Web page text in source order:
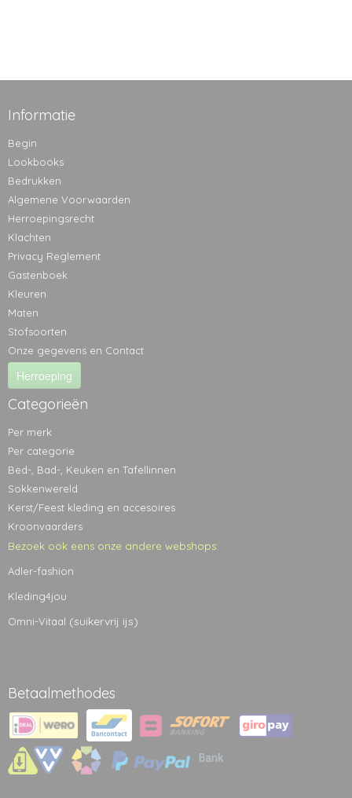
Informatie
Begin
Lookbooks
Bedrukken
Algemene Voorwaarden
Herroepingsrecht
Klachten
Privacy Reglement
Gastenboek
Kleuren
Maten
Stofsoorten
Onze gegevens en Contact
Herroeping
Categorieën
Per merk
Per categorie
Bed-, Bad-, Keuken en Tafellinnen
Sokkenwereld
Kerst/Feest kleding en accesoires
Kroonvaarders
Bezoek ook eens onze andere webshops:
Adler-fashion
Kleding4jou
Omni-Vitaal (suikervrij ijs)
Betaalmethodes